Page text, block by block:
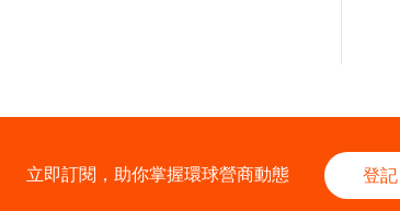
立即訂閱，助你掌握環球營商動態 登記